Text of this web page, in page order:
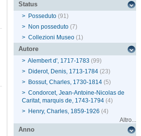
Status
> Posseduto (91)
> Non posseduto (7)
> Collezioni Museo (1)
Autore
> Alembert d', 1717-1783 (99)
> Diderot, Denis, 1713-1784 (23)
> Bossut, Charles, 1730-1814 (5)
> Condorcet, Jean-Antoine-Nicolas de
Caritat, marquis de, 1743-1794 (4)
> Henry, Charles, 1859-1926 (4)
Altro...
Anno